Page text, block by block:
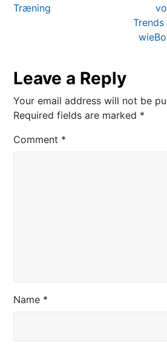
Træning
Leave a Reply
Your email address will not be
Required fields are marked *
Comment *
Name *